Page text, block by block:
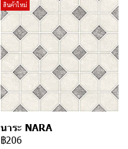
สินค้าใหม่
นาระ NARA
฿206